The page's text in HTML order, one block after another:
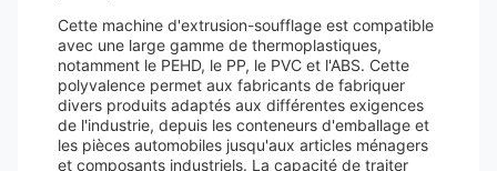
Cette machine d'extrusion-soufflage est compatible
avec une large gamme de thermoplastiques,
notamment le PEHD, le PP, le PVC et l'ABS. Cette
polyvalence permet aux fabricants de fabriquer
divers produits adaptés aux différentes exigences
de l'industrie, depuis les conteneurs d'emballage et
les pièces automobiles jusqu'aux articles ménagers
et composants industriels. La capacité de traiter